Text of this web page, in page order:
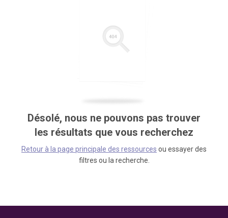
Désolé, nous ne pouvons pas trouver
les résultats que vous recherchez
Retour à la page principale des ressources ou essayer des
filtres ou la recherche.